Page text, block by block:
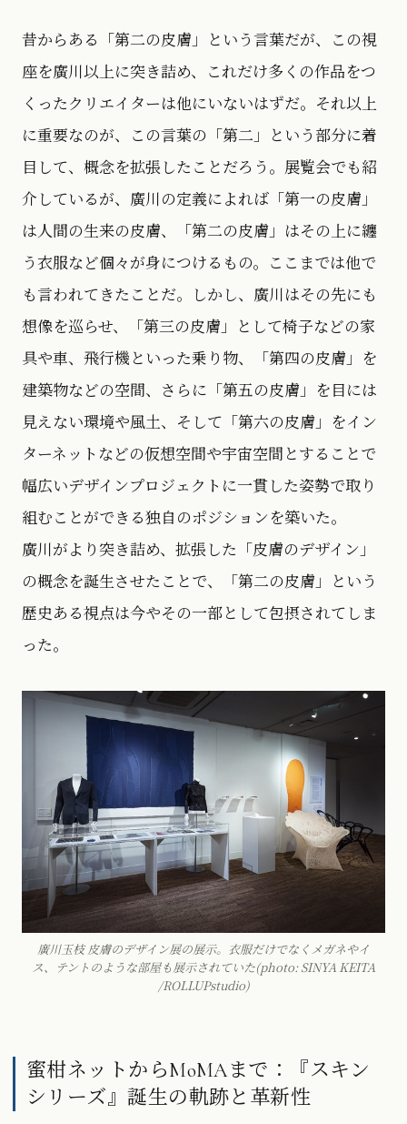
昔からある「第二の皮膚」という言葉だが、この視
座を廣川以上に突き詰め、これだけ多くの作品をつ
くったクリエイターは他にいないはずだ。それ以上
に重要なのが、この言葉の「第二」という部分に着
目して、概念を拡張したことだろう。展覧会でも紹
介しているが、廣川の定義によれば「第一の皮膚」
は人間の生来の皮膚、「第二の皮膚」はその上に纏
う衣服など個々が身につけるもの。ここまでは他で
も言われてきたことだ。しかし、廣川はその先にも
想像を巡らせ、「第三の皮膚」として椅子などの家
具や車、飛行機といった乗り物、「第四の皮膚」を
建築物などの空間、さらに「第五の皮膚」を目には
見えない環境や風土、そして「第六の皮膚」をイン
ターネットなどの仮想空間や宇宙空間とすることで
幅広いデザインプロジェクトに一貫した姿勢で取り
組むことができる独自のポジションを築いた。
廣川がより突き詰め、拡張した「皮膚のデザイン」
の概念を誕生させたことで、「第二の皮膚」という
歴史ある視点は今やその一部として包摂されてしま
った。
廣川玉枝 皮膚のデザイン展の展示。衣服だけでなくメガネやイ
ス、テントのような部屋も展示されていた(photo: SINYA KEITA
/ROLLUPstudio)
蜜柑ネットからMoMAまで：『スキン
シリーズ』誕生の軌跡と革新性